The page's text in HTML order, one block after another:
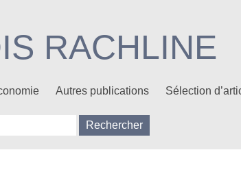
RACHLINE
Autres publications Sélection